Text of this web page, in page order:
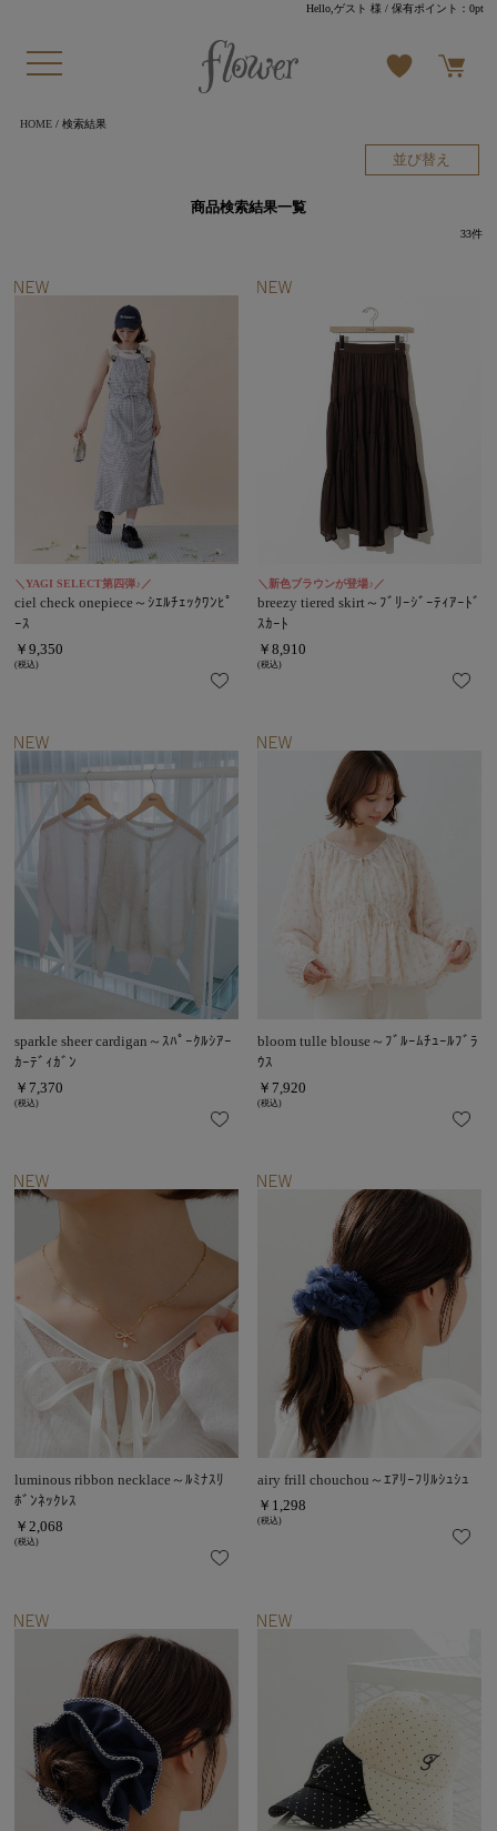
Hello,ゲスト 様 / 保有ポイント：0pt
HOME/ 検索結果
並び替え
商品検索結果一覧
33件
＼YAGI SELECT第四弾♪／
ciel check onepiece～ｼｴﾙﾁｪｯｸﾜﾝﾋﾟ
ｰｽ
￥9,350
(税込)
＼新色ブラウンが登場♪／
breezy tiered skirt～ﾌﾞﾘｰｼﾞｰﾃｨｱｰﾄﾞ
ｽｶｰﾄ
￥8,910
(税込)
sparkle sheer cardigan～ｽﾊﾟｰｸﾙｼｱｰ
ｶｰﾃﾞｨｶﾞﾝ
￥7,370
(税込)
bloom tulle blouse～ﾌﾞﾙｰﾑﾁｭｰﾙﾌﾞﾗ
ｳｽ
￥7,920
(税込)
luminous ribbon necklace～ﾙﾐﾅｽﾘ
ﾎﾞﾝﾈｯｸﾚｽ
￥2,068
(税込)
airy frill chouchou～ｴｱﾘｰﾌﾘﾙｼｭｼｭ
￥1,298
(税込)